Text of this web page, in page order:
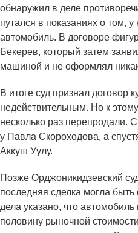
обнаружил в деле
путался в показаниях о том,
автомобиль. В договоре
Бекерев, который затем
машиной и не оформлял
В итоге суд признал договор
недействительным. Но к
несколько раз перепродали.
у Павла Скороходова, а
Аккуш Уулу.
Позже Орджоникидзевский
последняя сделка могла
дела указано, что
половину рыночной